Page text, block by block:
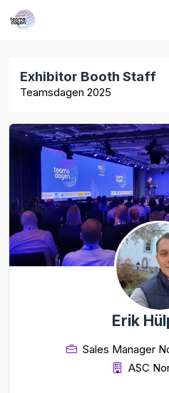
Exhibitor Booth Staff
Teamsdagen 2025
Erik
Sales Manager
ASC